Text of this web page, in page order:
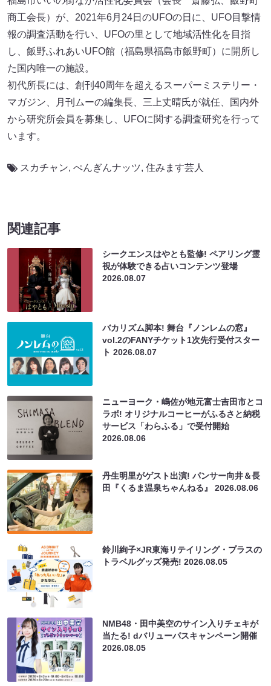
商工会長）が、2021年6月24日のUFOの日に、UFO目撃情
報の調査活動を行い、UFOの里として地域活性化を目指
し、飯野ふれあいUFO館（福島県福島市飯野町）に開所し
た国内唯一の施設。
初代所長には、創刊40周年を超えるスーパーミステリー・
マガジン、月刊ムーの編集長、三上丈晴氏が就任、国内外
から研究所会員を募集し、UFOに関する調査研究を行って
います。
スカチャン, ぺんぎんナッツ, 住みます芸人
関連記事
シークエンスはやとも監修! ペアリング霊
視が体験できる占いコンテンツ登場
2026.08.07
バカリズム脚本! 舞台『ノンレムの窓』
vol.2のFANYチケット1次先行受付スター
ト2026.08.07
ニューヨーク・嶋佐が地元富士吉田市とコ
ラボ! オリジナルコーヒーがふるさと納税
サービス「わらふる」で受付開始
2026.08.06
丹生明里がゲスト出演! パンサー向井＆長
田『くるま温泉ちゃんねる』2026.08.06
鈴川絢子×JR東海リテイリング・プラスの
トラベルグッズ発売!2026.08.05
NMB48・田中美空のサイン入りチェキが
当たる! dバリューパスキャンペーン開催
2026.08.05